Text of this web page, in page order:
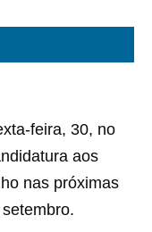
feira, 30, no
aos
nas próximas